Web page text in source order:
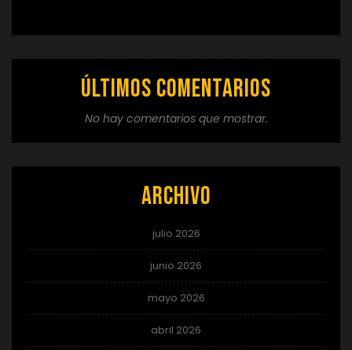
Últimos comentarios
No hay comentarios que mostrar.
Archivo
julio 2026
junio 2026
mayo 2026
abril 2026